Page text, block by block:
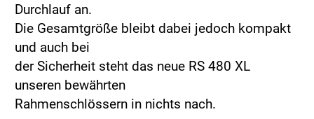
Durchlauf an.
Die Gesamtgröße bleibt dabei jedoch kompakt
und auch bei
der Sicherheit steht das neue RS 480 XL
unseren bewährten
Rahmenschlössern in nichts nach.